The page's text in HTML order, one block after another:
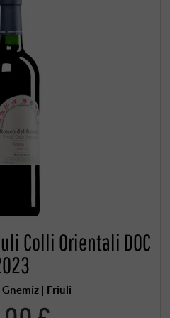
Colli Orientali DOC
| Friuli